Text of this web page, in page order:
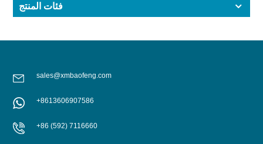
فئات المنتج
sales@xmbaofeng.com
+8613606907586
+86 (592) 7116660